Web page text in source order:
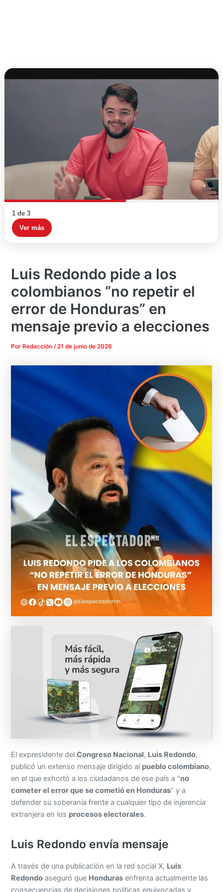
1 de 3
Ver más
Luis Redondo pide a los
colombianos “no repetir el
error de Honduras” en
mensaje previo a elecciones
Por Redacción/21 de junio de 2026
El expresidente delCongreso Nacional, Luis Redondo,
publicó un extenso mensaje dirigido al pueblo colombiano,
en el que exhortó a los ciudadanos de ese país a “no
cometer el error que se cometió en Honduras” y a
defender su soberanía frente a cualquier tipo de injerencia
extranjera en los procesos electorales.
Luis Redondo envía mensaje
A través de una publicación en la red social X, Luis
Redondo aseguró que Honduras enfrenta actualmente las
consecuencias de decisiones políticas equivocadas y